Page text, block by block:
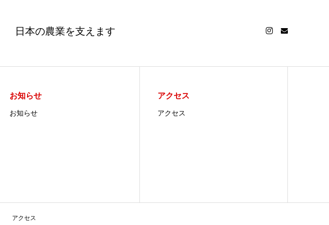
日本の農業を支えます
お知らせ
お知らせ
アクセス
アクセス
アクセス